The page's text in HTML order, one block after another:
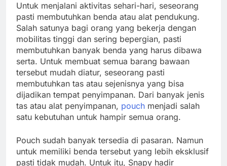
Untuk menjalani aktivitas sehari-hari, seseorang
pasti membutuhkan benda atau alat pendukung.
Salah satunya bagi orang yang bekerja dengan
mobilitas tinggi dan sering bepergian, pasti
membutuhkan banyak benda yang harus dibawa
serta. Untuk membuat semua barang bawaan
tersebut mudah diatur, seseorang pasti
membutuhkan tas atau sejenisnya yang bisa
dijadikan tempat penyimpanan. Dari banyak jenis
tas atau alat penyimpanan, pouch menjadi salah
satu kebutuhan untuk hampir semua orang.
Pouch sudah banyak tersedia di pasaran. Namun
untuk memiliki benda tersebut yang lebih eksklusif
pasti tidak mudah. Untuk itu, Snapy hadir